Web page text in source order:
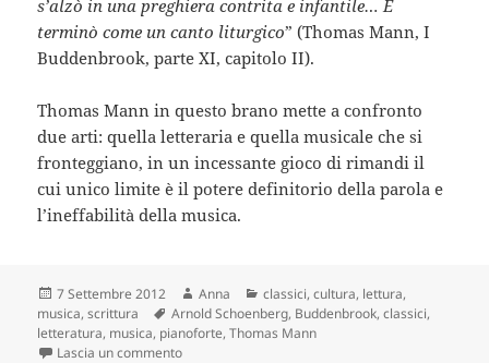
s’alzò in una preghiera contrita e infantile… E
terminò come un canto liturgico” (Thomas Mann, I
Buddenbrook, parte XI, capitolo II).
Thomas Mann in questo brano mette a confronto
due arti: quella letteraria e quella musicale che si
fronteggiano, in un incessante gioco di rimandi il
cui unico limite è il potere definitorio della parola e
l’ineffabilità della musica.
Scritto
il
7 Settembre 2012 Autore
Anna Categorie
classici,cultura, lettura,
musica,scrittura Tag
Arnold Schoenberg, Buddenbrook,classici,
letteratura, musica, pianoforte,Thomas Mann
Lascia un commentosu I Buddenbrook: musica e letteratura, due muse